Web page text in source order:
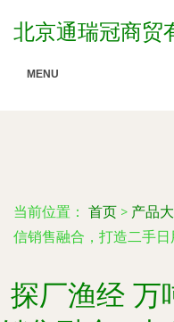
北京通瑞冠商贸
MENU
当前位置： 首页 > 产品
信销售融合，打造二手
探厂渔经 万